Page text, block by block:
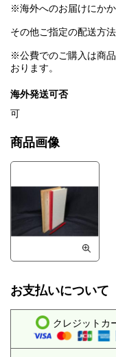
※海外へのお届けにか
その他ご指定の配送方
※公費でのご購入は商
おります。
海外発送可否
可
商品画像
お支払いについて
クレジットカ